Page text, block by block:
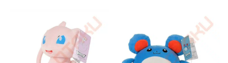
plusieurs
variations.
Les
options
plusieurs
variations.
Les
options